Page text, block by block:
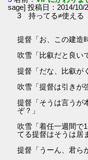
sage] 投稿日：2014/10/
3 持ってる≠使える
提督「お、この建造
吹雪「比叡だと良い
提督「だな、比叡が
吹雪「提督は引きが
提督「そうは言うが
ぞ？」
吹雪「着任一週間で
てる提督はそうは居
提督「うーん、君ら